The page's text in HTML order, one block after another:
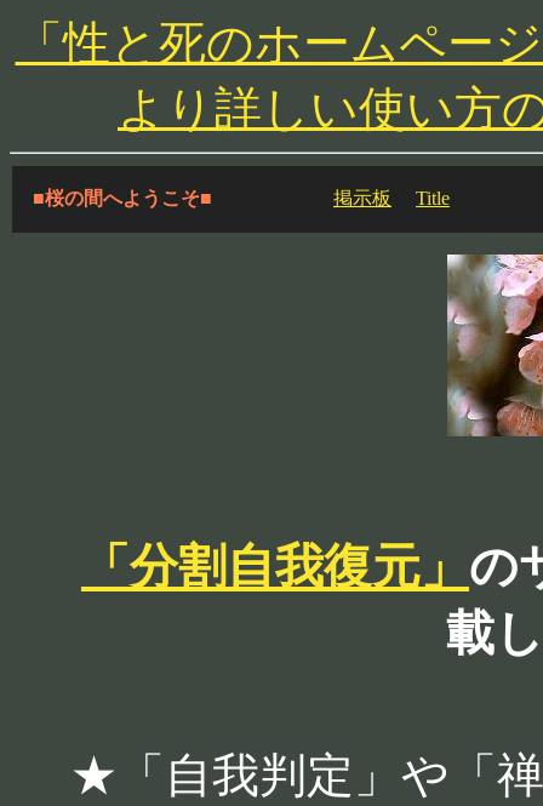
「性と死のホームペー
より詳しい使い方
■桜の間へようこそ■ 掲示板 Title
「分割自我復元」 の
載
★「自我判定」や「